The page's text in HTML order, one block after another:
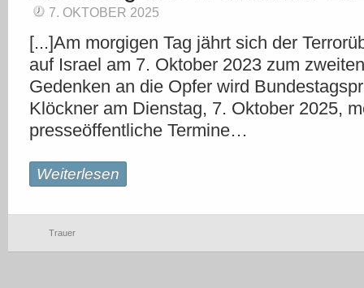
7. OKTOBER 2025
[...]Am morgigen Tag jährt sich der
auf Israel am 7. Oktober 2023 zum
Gedenken an die Opfer wird
Klöckner am Dienstag, 7. Oktober 2025,
presseöffentliche Termine…
Weiterlesen
Trauer